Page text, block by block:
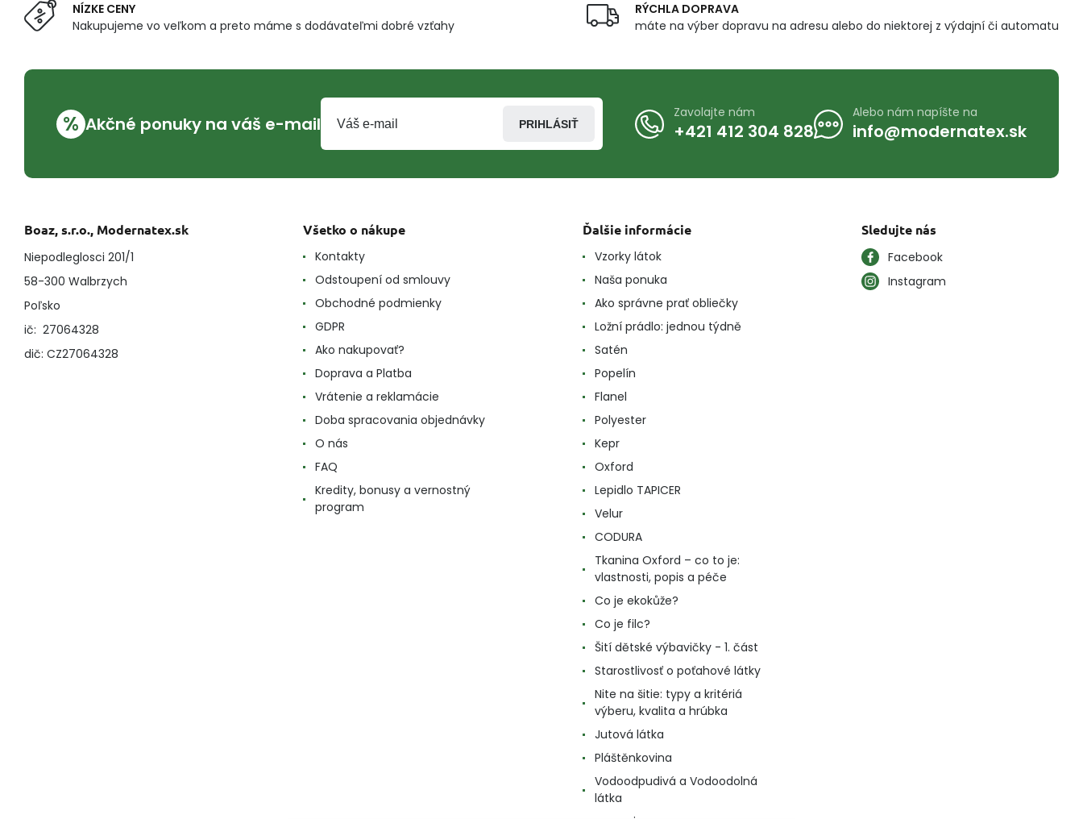
NÍZKE CENY
Nakupujeme vo veľkom a preto máme s dodávateľmi dobré vzťahy
RÝCHLA DOPRAVA
máte na výber dopravu na adresu alebo do niektorej z výdajní či automatu
% Akčné ponuky na váš e-mail PRIHLÁSIŤ
Zavolajte nám
+421 412 304 828
Alebo nám napíšte na
info@modernatex.sk
Boaz, s.r.o., Modernatex.sk
Niepodleglosci 201/1
58-300 Walbrzych
Poľsko
ič: 27064328
dič: CZ27064328
Všetko o nákupe
Kontakty
Odstoupení od smlouvy
Obchodné podmienky
GDPR
Ako nakupovať?
Doprava a Platba
Vrátenie a reklamácie
Doba spracovania objednávky
O nás
FAQ
Kredity, bonusy a vernostný
program
Ďalšie informácie
Vzorky látok
Naša ponuka
Ako správne prať obliečky
Ložní prádlo: jednou týdně
Satén
Popelín
Flanel
Polyester
Kepr
Oxford
Lepidlo TAPICER
Velur
CODURA
Tkanina Oxford – co to je:
vlastnosti, popis a péče
Co je ekokůže?
Co je filc?
Šití dětské výbavičky - 1. část
Starostlivosť o poťahové látky
Nite na šitie: typy a kritériá
výberu, kvalita a hrúbka
Jutová látka
Pláštěnkovina
Vodoodpudivá a Vodoodolná
látka
Sledujte nás
Facebook
Instagram